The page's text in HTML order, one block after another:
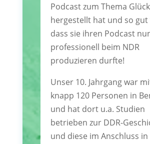
Podcast zum Thema Glück
hergestellt hat und so gut
dass sie ihren Podcast
professionell beim NDR
produzieren durfte!
Unser 10. Jahrgang war
knapp 120 Personen in
und hat dort u.a. Studien
betrieben zur DDR-
und diese im Anschluss